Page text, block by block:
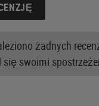
żadnych
się swoimi